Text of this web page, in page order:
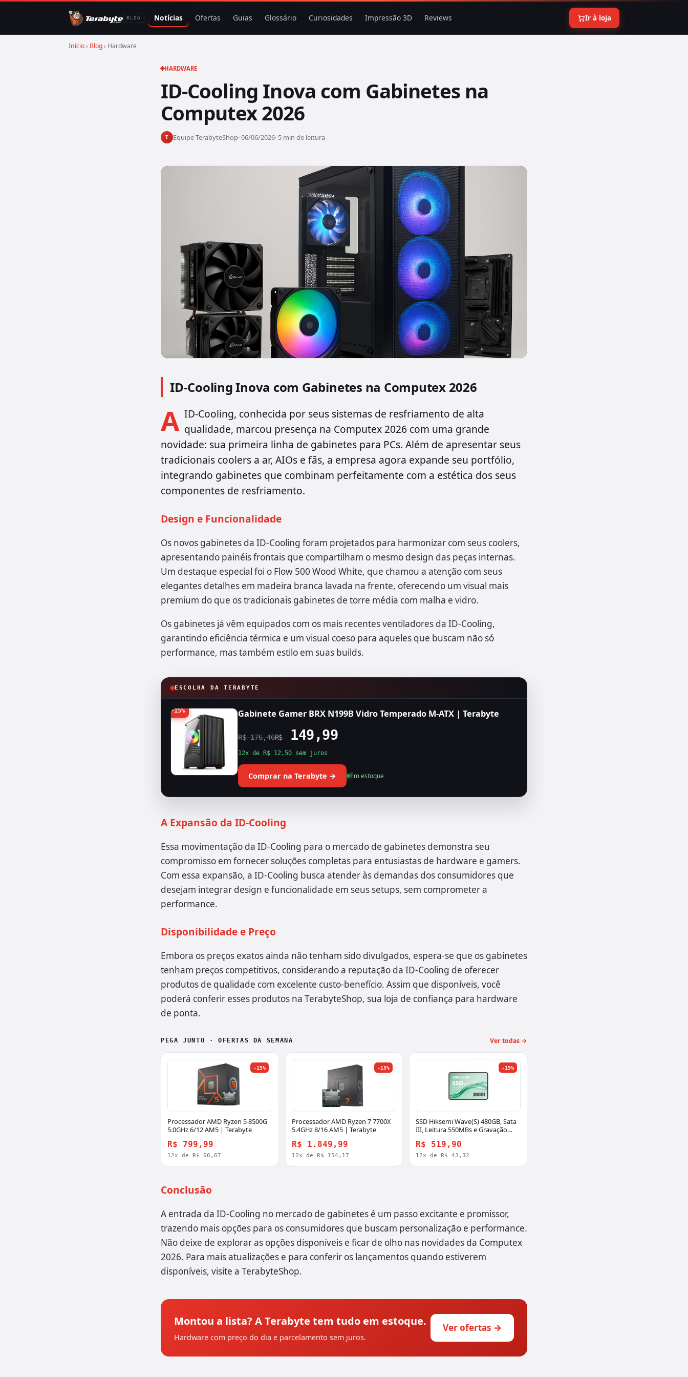
BLOG Notícias Ofertas Guias Glossário Curiosidades Impressão 3D Reviews Ir à loja
Início› Blog› Hardware
HARDWARE
ID-Cooling Inova com Gabinetes na
Computex 2026
T Equipe TerabyteShop· 06/06/2026· 5 min de leitura
ID-Cooling Inova com Gabinetes na Computex 2026
A ID-Cooling, conhecida por seus sistemas de resfriamento de alta
qualidade, marcou presença na Computex 2026 com uma grande
novidade: sua primeira linha de gabinetes para PCs. Além de apresentar seus
tradicionais coolers a ar, AIOs e fãs, a empresa agora expande seu portfólio,
integrando gabinetes que combinam perfeitamente com a estética dos seus
componentes de resfriamento.
Design e Funcionalidade
Os novos gabinetes da ID-Cooling foram projetados para harmonizar com seus coolers,
apresentando painéis frontais que compartilham o mesmo design das peças internas.
Um destaque especial foi o Flow 500 Wood White, que chamou a atenção com seus
elegantes detalhes em madeira branca lavada na frente, oferecendo um visual mais
premium do que os tradicionais gabinetes de torre média com malha e vidro.
Os gabinetes já vêm equipados com os mais recentes ventiladores da ID-Cooling,
garantindo eficiência térmica e um visual coeso para aqueles que buscam não só
performance, mas também estilo em suas builds.
ESCOLHA DA TERABYTE
-15% Gabinete Gamer BRX N199B Vidro Temperado M-ATX | Terabyte
R$ 176,46R$149,99
12x de R$ 12,50 sem juros
Comprar na Terabyte → Em estoque
A Expansão da ID-Cooling
Essa movimentação da ID-Cooling para o mercado de gabinetes demonstra seu
compromisso em fornecer soluções completas para entusiastas de hardware e gamers.
Com essa expansão, a ID-Cooling busca atender às demandas dos consumidores que
desejam integrar design e funcionalidade em seus setups, sem comprometer a
performance.
Disponibilidade e Preço
Embora os preços exatos ainda não tenham sido divulgados, espera-se que os gabinetes
tenham preços competitivos, considerando a reputação da ID-Cooling de oferecer
produtos de qualidade com excelente custo-benefício. Assim que disponíveis, você
poderá conferir esses produtos na TerabyteShop, sua loja de confiança para hardware
de ponta.
PEGA JUNTO · OFERTAS DA SEMANA Ver todas →
-15%
Processador AMD Ryzen 5 8500G
5.0GHz 6/12 AM5 | Terabyte
R$ 799,99
12x de R$ 66,67
-15%
Processador AMD Ryzen 7 7700X
5.4GHz 8/16 AM5 | Terabyte
R$ 1.849,99
12x de R$ 154,17
-15%
SSD Hiksemi Wave(S) 480GB, Sata
III, Leitura 550MBs e Gravação
R$ 519,90
12x de R$ 43,32
Conclusão
A entrada da ID-Cooling no mercado de gabinetes é um passo excitante e promissor,
trazendo mais opções para os consumidores que buscam personalização e performance.
Não deixe de explorar as opções disponíveis e ficar de olho nas novidades da Computex
2026. Para mais atualizações e para conferir os lançamentos quando estiverem
disponíveis, visite a TerabyteShop.
Montou a lista? A Terabyte tem tudo em estoque.
Hardware com preço do dia e parcelamento sem juros.
Ver ofertas →